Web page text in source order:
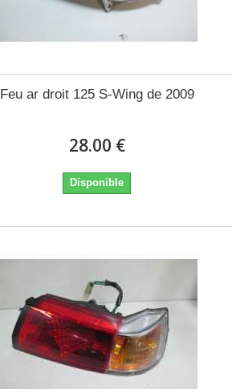
Feu ar droit 125 S-Wing de 2009
28.00 €
Disponible